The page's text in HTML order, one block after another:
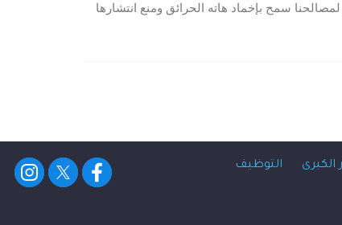
و الفعال لمصالحنا سمح بإخماد هاته الحرائق ومنع انتشارها
الكبرى التوظيف